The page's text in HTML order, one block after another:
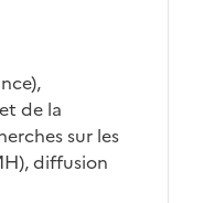
de la
sur les
diffusion